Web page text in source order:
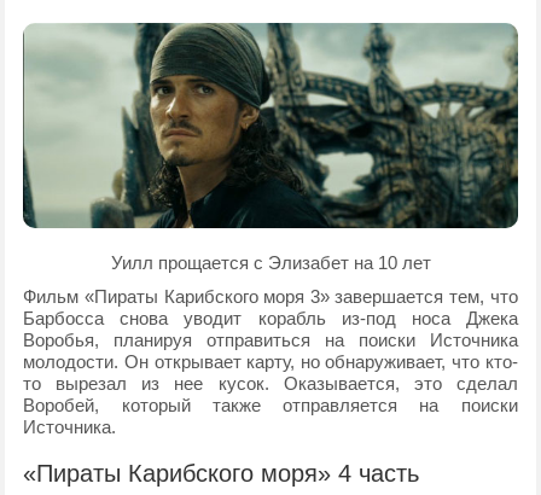
Уилл прощается с Элизабет на 10 лет
Фильм «Пираты Карибского моря 3» завершается тем, что
Барбосса снова уводит корабль из-под носа Джека
Воробья, планируя отправиться на поиски Источника
молодости. Он открывает карту, но обнаруживает, что кто-
то вырезал из нее кусок. Оказывается, это сделал
Воробей, который также отправляется на поиски
Источника.
«Пираты Карибского моря» 4 часть